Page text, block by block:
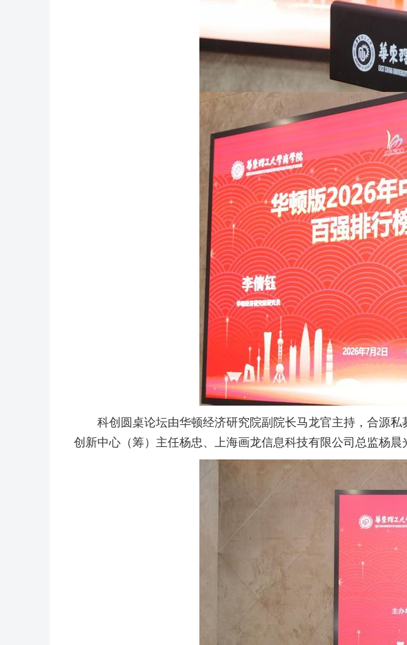
科创圆桌论坛由华顿经济研究院副院长马龙官主持，合源
创新中心（筹）主任杨忠、上海画龙信息科技有限公司总监杨